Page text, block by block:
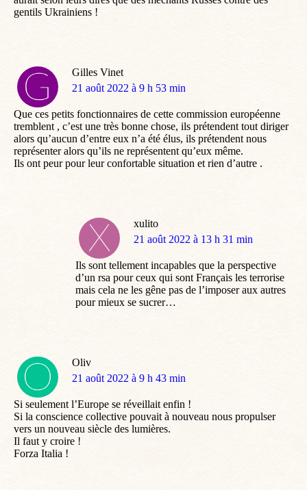
gentils Ukrainiens !
Gilles Vinet
dit
21 août 2022 à 9 h 53 min
Que ces petits fonctionnaires de cette commission européenne
tremblent , c’est une très bonne chose, ils prétendent tout diriger
alors qu’aucun d’entre eux n’a été élus, ils prétendent nous
représenter alors qu’ils ne représentent qu’eux même.
Ils ont peur pour leur confortable situation et rien d’autre .
xulito
dit
21 août 2022 à 13 h 31 min
Ils sont tellement incapables que la perspective
d’un rsa pour ceux qui sont Français les terrorise
mais cela ne les gêne pas de l’imposer aux autres
pour mieux se sucrer…
Oliv
dit
21 août 2022 à 9 h 43 min
Si seulement l’Europe se réveillait enfin !
Si la conscience collective pouvait à nouveau nous propulser
vers un nouveau siècle des lumières.
Il faut y croire !
Forza Italia !